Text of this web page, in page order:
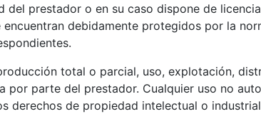
prestador o en su caso dispone de
debidamente protegidos por la
total o parcial, uso, explotación,
parte del prestador. Cualquier uso no
derechos de propiedad intelectual o